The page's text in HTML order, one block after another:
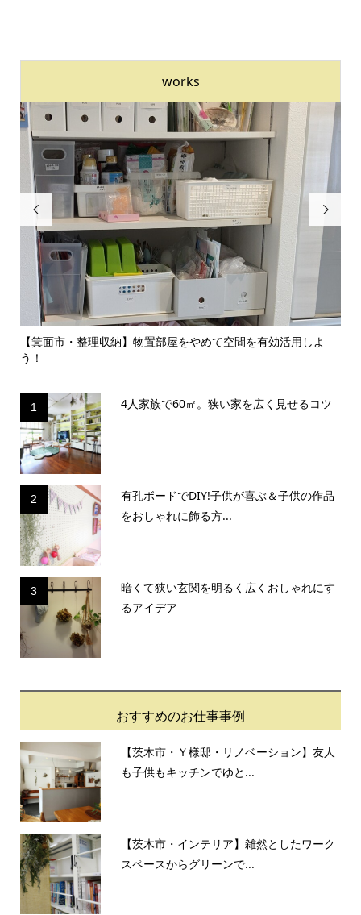
works

【箕面市・整理収納】物置部屋をやめて空間を有効活用しよ
う！

1 4人家族で60㎡。狭い家を広く見せるコツ
2
有孔ボードでDIY!子供が喜ぶ＆子供の作品
をおしゃれに飾る方...
3
暗くて狭い玄関を明るく広くおしゃれにす
るアイデア
おすすめのお仕事事例
【茨木市・Ｙ様邸・リノベーション】友人
も子供もキッチンでゆと...
【茨木市・インテリア】雑然としたワーク
スペースからグリーンで...